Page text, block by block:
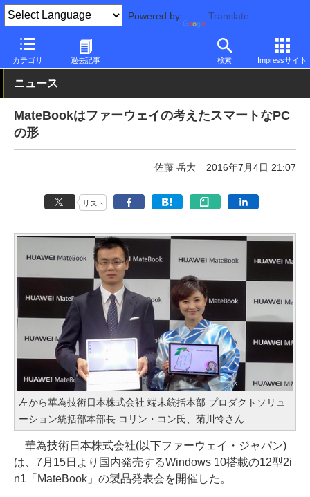
Powered by Translate
カテゴリ 過去記事 検索 Impressサイト
PC Watch パソコン/タブレット/スマートフォン Huawei
ニュース
MateBookはファーウェイの考えたスマートなPC
の形
佐藤 岳大 2016年7月4日 21:07
リスト
左から華為技術日本株式会社 端末統括本部 プロダクトソリュ
ーション統括部本部長 コリン・コン氏、菊川怜さん
華為技術日本株式会社(以下ファーウェイ・ジャパン)
は、7月15日より国内発売するWindows 10搭載の12型2i
n1「MateBook」の製品発表会を開催した。